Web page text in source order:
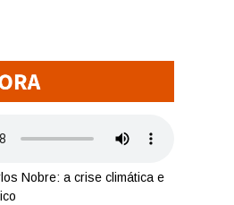
Nobre: a crise climática e